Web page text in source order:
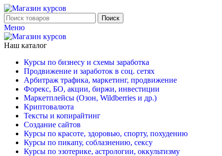
Поиск
Меню
Наш каталог
Курсы по бизнесу и схемы заработка
Продвижение и заработок в соц. сетях
Арбитраж трафика, маркетинг, продвижение
Форекс, БО, акции, биржи, инвестиции
Маркетплейсы (Озон, Wildberries и др.)
Криптовалюта
Тексты и копирайтинг
Создание сайтов
Курсы по красоте, здоровью, спорту, похудению
Курсы по пикапу, соблазнению, сексу
Курсы по эзотерике, астрологии, оккультизму